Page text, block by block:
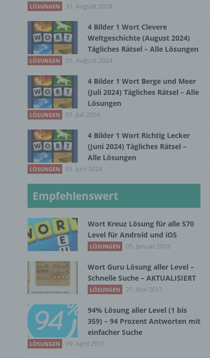
LÖSUNGEN 31. August 2024
4 Bilder 1 Wort Clevere
Weltgeschichte (August 2024)
Tägliches Rätsel – Alle Lösungen
LÖSUNGEN 01. August 2024
4 Bilder 1 Wort Berge und Meer
(Juli 2024) Tägliches Rätsel – Alle
Lösungen
LÖSUNGEN 01. Juli 2024
4 Bilder 1 Wort Richtig Lecker
(Juni 2024) Tägliches Rätsel –
Alle Lösungen
LÖSUNGEN 01. Juni 2024
Empfehlenswert
Wort Kreuz Lösung für alle 570
Level für Android und iOS
LÖSUNGEN 05. Januar 2018
Wort Guru Lösung aller Level –
Schnelle Suche – AKTUALISIERT
LÖSUNGEN 21. Mai 2017
94% Lösung aller Level (1 bis
359) – 94 Prozent Antworten mit
einfacher Suche
LÖSUNGEN 09. April 2015